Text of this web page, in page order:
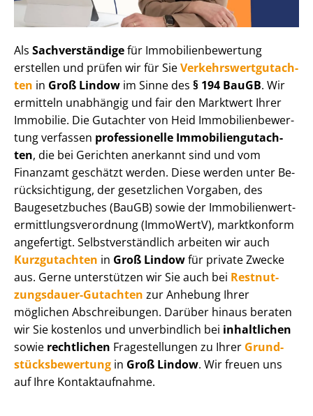
Als Sachverständigefür Im­mo­bi­li­en­be­wer­tung
erstellen und prüfen wir für SieVer­kehrs­wert­gut­ach­
ten in Groß Lindow im Sinne des § 194 BauGB. Wir
ermitteln unabhängig und fair den Marktwert Ihrer
Immobilie. Die Gutachter von Heid Im­mo­bi­li­en­be­wer­
tung verfassen professionelle Im­mo­bi­li­en­gut­ach­
ten, die bei Gerichten anerkannt sind und vom
Finanzamt geschätzt werden. Diese werden unter Be­
rück­sich­ti­gung, der gesetzlichen Vorgaben, des
Baugesetzbuches (BauGB) sowie der Im­mo­bi­li­en­wert­
ermitt­lungs­ver­ord­nung (ImmoWertV), marktkonform
angefertigt. Selbst­ver­ständ­lich arbeiten wir auch
Kurzgutachten in Groß Lindowfür private Zwecke
aus. Gerne unterstützen wir Sie auch bei Rest­nut­
zungs­dau­er-Gutachten zur Anhebung Ihrer
möglichen Abschreibungen. Darüber hinaus beraten
wir Sie kostenlos und unverbindlich bei inhaltlichen
sowie rechtlichen Fragestellungen zu Ihrer Grund­
stücks­be­wer­tung in Groß Lindow. Wir freuen uns
auf Ihre Kontaktaufnahme.